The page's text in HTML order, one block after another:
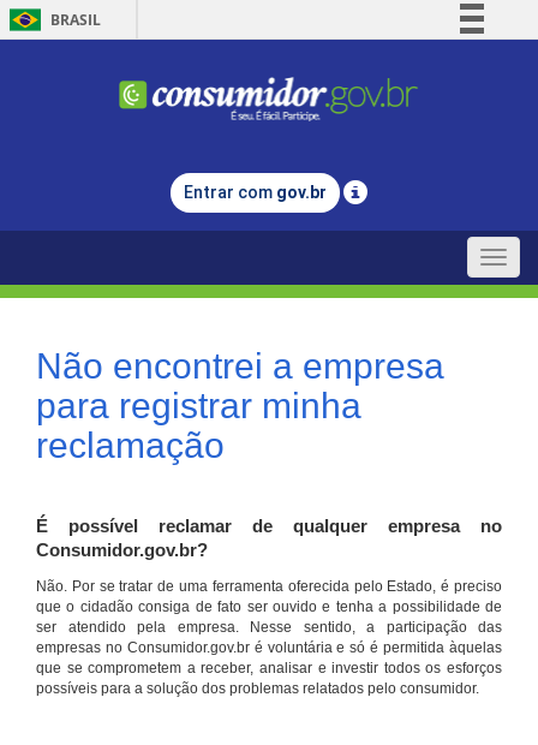
BRASIL
Comunica BR
Legislação
Entrar com gov.br
Toggle
Não encontrei a empresa
para registrar minha
reclamação
É possível reclamar de qualquer empresa no
Consumidor.gov.br?
Não. Por se tratar de uma ferramenta oferecida pelo Estado, é preciso
que o cidadão consiga de fato ser ouvido e tenha a possibilidade de
ser atendido pela empresa. Nesse sentido, a participação das
empresas no Consumidor.gov.br é voluntária e só é permitida àquelas
que se comprometem a receber, analisar e investir todos os esforços
possíveis para a solução dos problemas relatados pelo consumidor.